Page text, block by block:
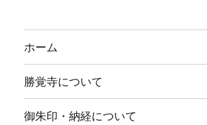
ホーム
勝覚寺について
御朱印・納経について